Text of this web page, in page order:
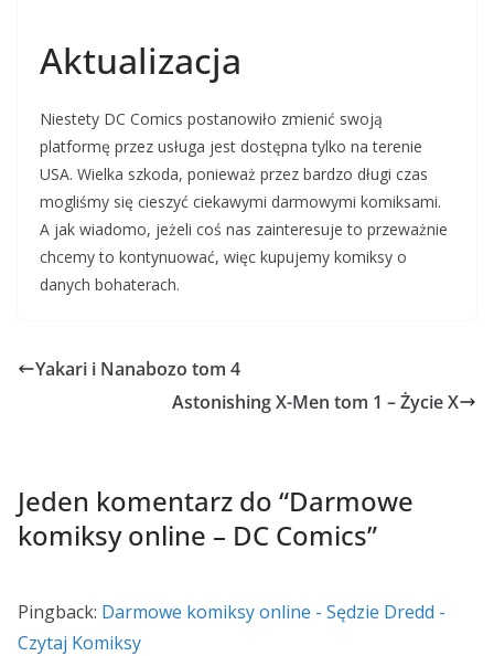
Aktualizacja
Niestety DC Comics postanowiło zmienić swoją
platformę przez usługa jest dostępna tylko na terenie
USA. Wielka szkoda, ponieważ przez bardzo długi czas
mogliśmy się cieszyć ciekawymi darmowymi komiksami.
A jak wiadomo, jeżeli coś nas zainteresuje to przeważnie
chcemy to kontynuować, więc kupujemy komiksy o
danych bohaterach.
Yakari i Nanabozo tom 4
Astonishing X-Men tom 1 – Życie X
Jeden komentarz do “Darmowe
komiksy online – DC Comics”
Pingback: Darmowe komiksy online - Sędzie Dredd -
Czytaj Komiksy